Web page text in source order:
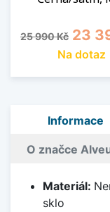
Běžná cena
25 990 Kč Cena
23
Na dotaz
Informace
O značce
Materiál:
sklo